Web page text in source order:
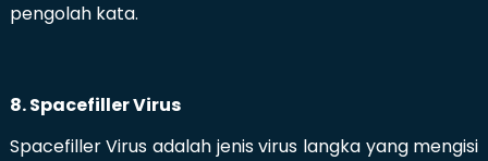
pengolah kata.
8. Spacefiller Virus
Spacefiller Virus adalah jenis virus langka yang mengisi